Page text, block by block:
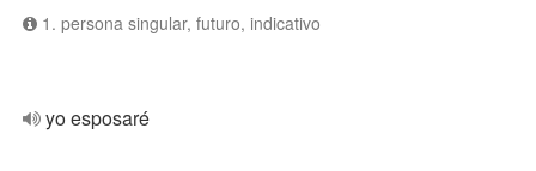
1. persona singular, futuro, indicativo
yo esposaré